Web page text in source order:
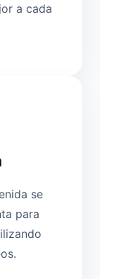
a cada
se
para